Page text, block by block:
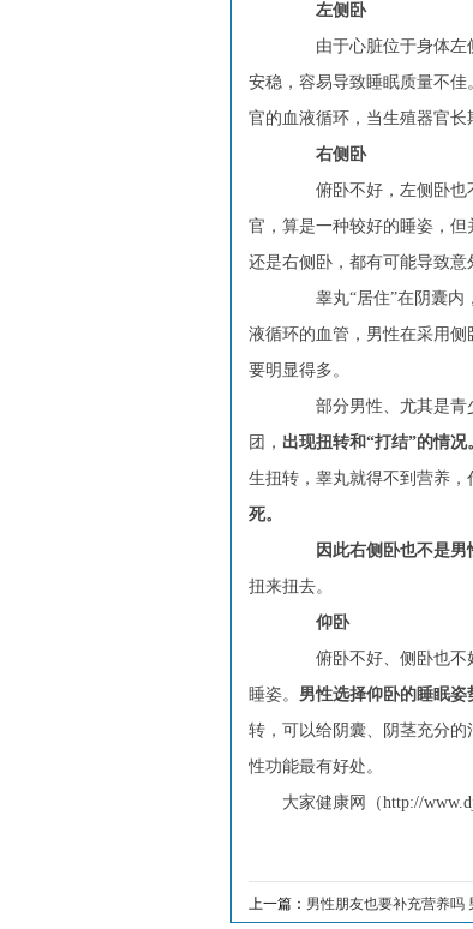
左侧卧
由于心脏位于身体左侧
安稳，容易导致睡眠质量不
官的血液循环，当生殖器官长
右侧卧
俯卧不好，左侧卧也
官，算是一种较好的睡姿，
还是右侧卧，都有可能导致
睾丸“居住”在阴囊内，
液循环的血管，男性在采用
要明显得多。
部分男性、尤其是青少
团， 出现扭转和“打结”的情况
生扭转，睾丸就得不到营养，
死。
因此右侧卧也不是男
扭来扭去。
仰卧
俯卧不好、侧卧也不
睡姿。 男性选择仰卧的睡眠姿
转，可以给阴囊、阴茎充分的
性功能最有好处。
大家健康网（http://
上一篇： 男性朋友也要补充营养吗